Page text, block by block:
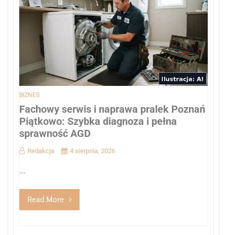
BIZNES
Fachowy serwis i naprawa pralek Poznań
Piątkowo: Szybka diagnoza i pełna
sprawność AGD
Redakcja 4 sierpnia, 2026
...
Read More